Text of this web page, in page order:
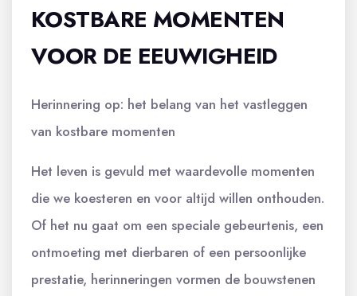
KOSTBARE MOMENTEN
VOOR DE EEUWIGHEID
Herinnering op: het belang van het vastleggen
van kostbare momenten
Het leven is gevuld met waardevolle momenten
die we koesteren en voor altijd willen onthouden.
Of het nu gaat om een speciale gebeurtenis, een
ontmoeting met dierbaren of een persoonlijke
prestatie, herinneringen vormen de bouwstenen